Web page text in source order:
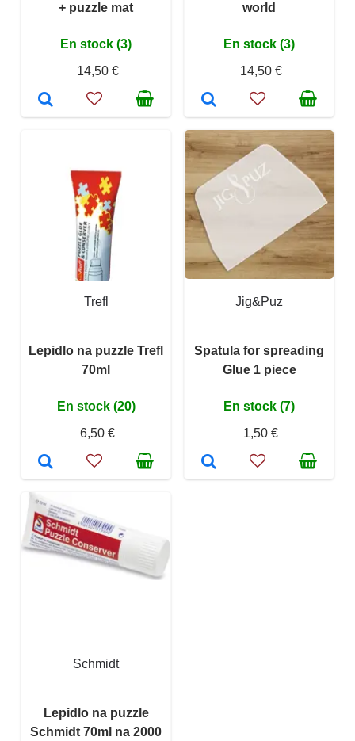
+ puzzle mat
En stock (3)
14,50 €
world
En stock (3)
14,50 €
Trefl
Lepidlo na puzzle Trefl
70ml
En stock (20)
6,50 €
Jig&Puz
Spatula for spreading
Glue 1 piece
En stock (7)
1,50 €
Schmidt
Lepidlo na puzzle
Schmidt 70ml na 2000